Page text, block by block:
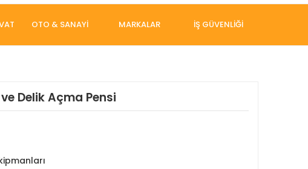
OTO & SANAYİ MARKALAR İŞ GÜVENLİĞİ
Delik Açma Pensi